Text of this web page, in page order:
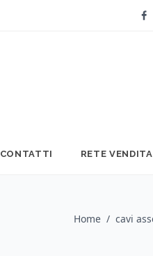
CONTATTI RETE VENDITA
Home /